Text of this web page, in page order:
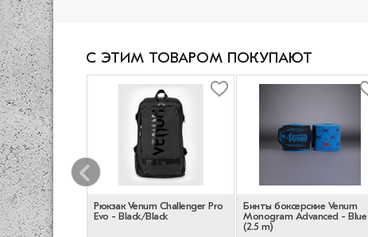
С ЭТИМ ТОВАРОМ ПОКУПАЮТ
для
Instant
- Clear
Рюкзак Venum Challenger Pro
Evo - Black/Black
Бинты боксерские Venum
Monogram Advanced - Blue
(2.5 m)